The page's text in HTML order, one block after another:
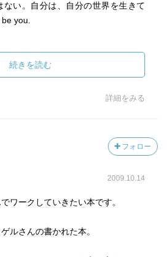
ない。自分は、自分の世界を生きて
you.
続きを読む
詳細をみる
フォロー
2009.10.14
ワークしていきたい本です。
ルさんの書かれた本。